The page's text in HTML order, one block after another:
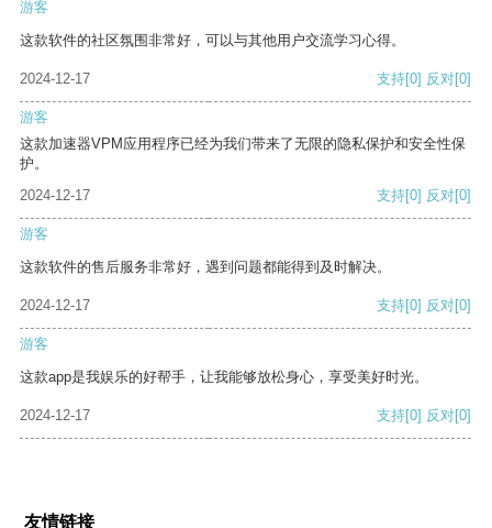
游客
这款软件的社区氛围非常好，可以与其他用户交流学习心得。
2024-12-17 支持[0] 反对[0]
游客
这款加速器VPM应用程序已经为我们带来了无限的隐私保护和安全性保
护。
2024-12-17
支持[0] 反对[0]
游客
这款软件的售后服务非常好，遇到问题都能得到及时解决。
2024-12-17 支持[0] 反对[0]
游客
这款app是我娱乐的好帮手，让我能够放松身心，享受美好时光。
2024-12-17 支持[0] 反对[0]
友情链接